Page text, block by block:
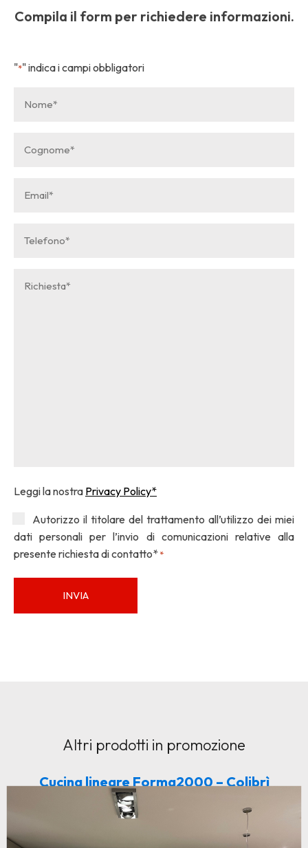
Compila il form per richiedere informazioni.
"*" indica i campi obbligatori
Leggi la nostra Privacy Policy*
Privacy
poliy
*
Autorizzo il titolare del trattamento all’utilizzo dei miei
dati personali per l’invio di comunicazioni relative alla
presente richiesta di contatto**
Altri prodotti in promozione
Cucina lineare Forma2000 – Colibrì